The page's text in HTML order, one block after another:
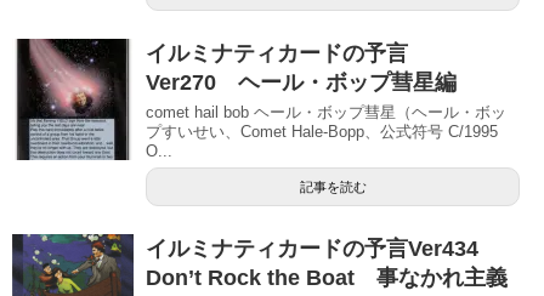
イルミナティカードの予言
Ver270 ヘール・ボップ彗星編
comet hail bob ヘール・ボップ彗星（ヘール・ボッ
プすいせい、Comet Hale-Bopp、公式符号 C/1995
O...
記事を読む
イルミナティカードの予言Ver434
Don’t Rock the Boat 事なかれ主義